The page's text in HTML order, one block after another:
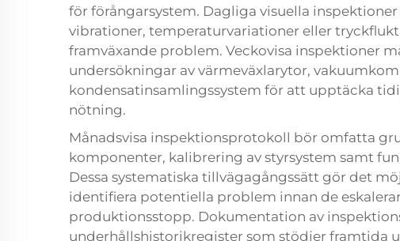
för förångarsystem. Dagliga visuella
vibrationer, temperaturvariationer eller
framväxande problem. Veckovisa inspektioner
undersökningar av värmeväxlarytor,
kondensatinsamlingssystem för att upptäcka
nötning.
Månadsvisa inspektionsprotokoll bör omfatta
komponenter, kalibrering av styrsystem samt
Dessa systematiska tillvägagångssätt gör det
identifiera potentiella problem innan de
produktionsstopp. Dokumentation av
underhållshistorikregister som stödjer framtida